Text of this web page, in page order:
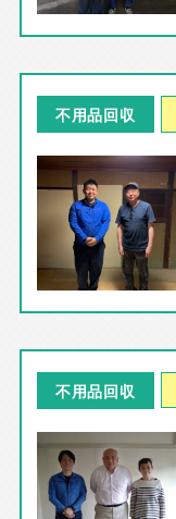
不用品回収
不用品回収